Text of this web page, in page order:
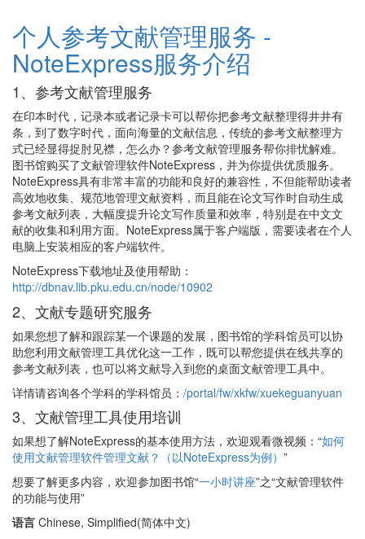
个人参考文献管理服务 -
NoteExpress服务介绍
1、参考文献管理服务
在印本时代，记录本或者记录卡可以帮你把参考文献整理得井井有
条，到了数字时代，面向海量的文献信息，传统的参考文献整理方
式已经显得捉肘见襟，怎么办？参考文献管理服务帮你排忧解难。
图书馆购买了文献管理软件NoteExpress，并为你提供优质服务。
NoteExpress具有非常丰富的功能和良好的兼容性，不但能帮助读者
高效地收集、规范地管理文献资料，而且能在论文写作时自动生成
参考文献列表，大幅度提升论文写作质量和效率，特别是在中文文
献的收集和利用方面。NoteExpress属于客户端版，需要读者在个人
电脑上安装相应的客户端软件。
NoteExpress下载地址及使用帮助：
http://dbnav.lib.pku.edu.cn/node/10902
2、文献专题研究服务
如果您想了解和跟踪某一个课题的发展，图书馆的学科馆员可以协
助您利用文献管理工具优化这一工作，既可以帮您提供在线共享的
参考文献列表，也可以将文献导入到您的桌面文献管理工具中。
详情请咨询各个学科的学科馆员： /portal/fw/xkfw/xuekeguanyuan
3、文献管理工具使用培训
如果想了解NoteExpress的基本使用方法，欢迎观看微视频：“如何
使用文献管理软件管理文献？（以NoteExpress为例） ”
想要了解更多内容，欢迎参加图书馆“一小时讲座”之“文献管理软件
的功能与使用”
语言 Chinese, Simplified(简体中文)